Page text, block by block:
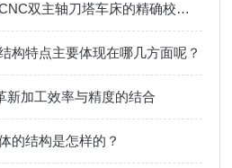
效率提升秘籍：掌握CNC双主轴刀塔车床的精确校准步骤
构特点主要体现在哪几方面呢？
新加工效率与精度的结合
的结构是怎样的？